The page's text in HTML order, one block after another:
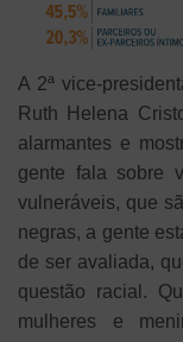
A 2ª vice-
Ruth Helena
alarmantes e
gente fala sobre
vulneráveis, que
negras, a gente
de ser avaliada,
questão racial.
mulheres e